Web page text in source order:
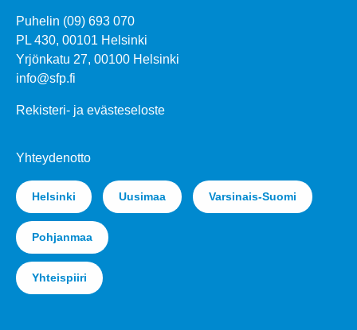
Puhelin (09) 693 070
PL 430, 00101 Helsinki
Yrjönkatu 27, 00100 Helsinki
info@sfp.fi
Rekisteri- ja evästeseloste
Yhteydenotto
Helsinki Uusimaa Varsinais-Suomi
Pohjanmaa
Yhteispiiri